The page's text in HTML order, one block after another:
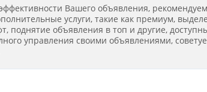
Вашего объявления,
услуги, такие как премиум,
поднятие объявления в топ и другие,
управления своими объявлениями,